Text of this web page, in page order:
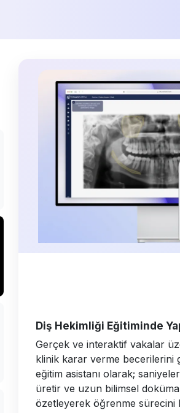
Diş Hekimliği Eğitiminde
Gerçek ve interaktif vakalar
klinik karar verme becerilerini
eğitim asistanı olarak;
üretir ve uzun bilimsel
özetleyerek öğrenme sürecini